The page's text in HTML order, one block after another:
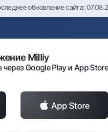
обновление сайта:
Milliy
Google Play и App